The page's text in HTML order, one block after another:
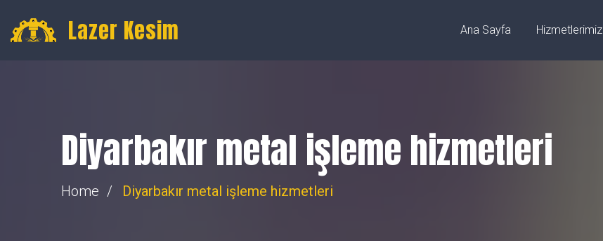
Lazer Kesim Ana Sayfa Hizmetlerimiz
Diyarbakır metal işleme hizmetleri
Home Diyarbakır metal işleme hizmetleri